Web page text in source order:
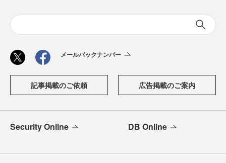
メールバックナンバー
記事掲載のご依頼 広告掲載のご案内
Security Online DB Online